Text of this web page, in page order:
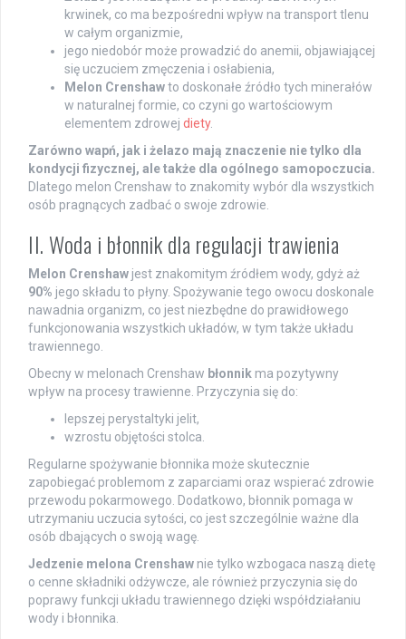
krwinek, co ma bezpośredni wpływ na transport tlenu
w całym organizmie,
jego niedobór może prowadzić do anemii, objawiającej
się uczuciem zmęczenia i osłabienia,
Melon Crenshawto doskonałe źródło tych minerałów
w naturalnej formie, co czyni go wartościowym
elementem zdrowej diety.
Zarówno wapń, jak i żelazo mają znaczenie nie tylko dla
kondycji fizycznej, ale także dla ogólnego samopoczucia.
Dlatego melon Crenshaw to znakomity wybór dla wszystkich
osób pragnących zadbać o swoje zdrowie.
II. Woda i błonnik dla regulacji trawienia
Melon Crenshaw jest znakomitym źródłem wody, gdyż aż
90% jego składu to płyny. Spożywanie tego owocu doskonale
nawadnia organizm, co jest niezbędne do prawidłowego
funkcjonowania wszystkich układów, w tym także układu
trawiennego.
Obecny w melonach Crenshaw błonnik ma pozytywny
wpływ na procesy trawienne. Przyczynia się do:
lepszej perystaltyki jelit,
wzrostu objętości stolca.
Regularne spożywanie błonnika może skutecznie
zapobiegać problemom z zaparciami oraz wspierać zdrowie
przewodu pokarmowego. Dodatkowo, błonnik pomaga w
utrzymaniu uczucia sytości, co jest szczególnie ważne dla
osób dbających o swoją wagę.
Jedzenie melona Crenshaw nie tylko wzbogaca naszą dietę
o cenne składniki odżywcze, ale również przyczynia się do
poprawy funkcji układu trawiennego dzięki współdziałaniu
wody i błonnika.